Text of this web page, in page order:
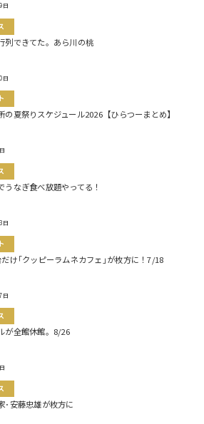
日
列できてた。あら川の桃
日
の夏祭りスケジュール2026【ひらつーまとめ】
うなぎ食べ放題やってる！
日
け｢クッピーラムネカフェ｣が枚方に！7/18
日
が全館休館。8/26
･安藤忠雄が枚方に